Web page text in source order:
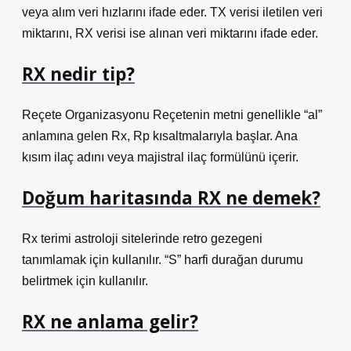
veya alım veri hızlarını ifade eder. TX verisi iletilen veri
miktarını, RX verisi ise alınan veri miktarını ifade eder.
RX nedir tip?
Reçete Organizasyonu Reçetenin metni genellikle “al”
anlamına gelen Rx, Rp kısaltmalarıyla başlar. Ana
kısım ilaç adını veya majistral ilaç formülünü içerir.
Doğum haritasında RX ne demek?
Rx terimi astroloji sitelerinde retro gezegeni
tanımlamak için kullanılır. “S” harfi durağan durumu
belirtmek için kullanılır.
RX ne anlama gelir?